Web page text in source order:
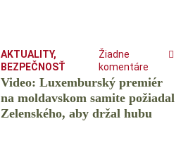
AKTUALITY,
BEZPEČNOSŤ
Žiadne
komentáre
Video: Luxemburský premiér
na moldavskom samite požiadal
Zelenského, aby držal hubu